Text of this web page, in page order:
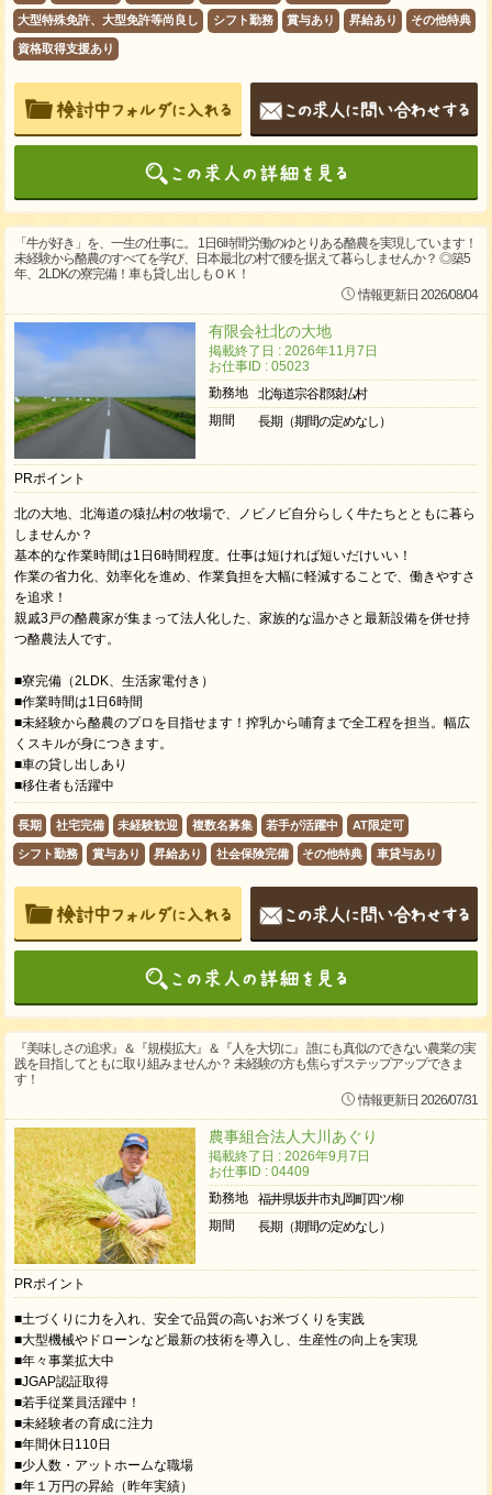
大型特殊免許、大型免許等尚良し シフト勤務 賞与あり 昇給あり その他特典
資格取得支援あり
「牛が好き」を、一生の仕事に。 1日6時間労働のゆとりある酪農を実現しています！
未経験から酪農のすべてを学び、日本最北の村で腰を据えて暮らしませんか？ ◎築5
年、2LDKの寮完備！車も貸し出しもＯＫ！
情報更新日 2026/08/04
有限会社北の大地
掲載終了日 : 2026年11月7日
お仕事ID : 05023
勤務地
北海道宗谷郡猿払村
期間
長期（期間の定めなし）
PRポイント
北の大地、北海道の猿払村の牧場で、ノビノビ自分らしく牛たちとともに暮ら
しませんか？
基本的な作業時間は1日6時間程度。仕事は短ければ短いだけいい！
作業の省力化、効率化を進め、作業負担を大幅に軽減することで、働きやすさ
を追求！
親戚3戸の酪農家が集まって法人化した、家族的な温かさと最新設備を併せ持
つ酪農法人です。
■寮完備（2LDK、生活家電付き）
■作業時間は1日6時間
■未経験から酪農のプロを目指せます！搾乳から哺育まで全工程を担当。幅広
くスキルが身につきます。
■車の貸し出しあり
■移住者も活躍中
長期 社宅完備 未経験歓迎 複数名募集 若手が活躍中 AT限定可
シフト勤務 賞与あり 昇給あり 社会保険完備 その他特典 車貸与あり
『美味しさの追求』＆『規模拡大』＆『人を大切に』 誰にも真似のできない農業の実
践を目指してともに取り組みませんか？ 未経験の方も焦らずステップアップできま
す！
情報更新日 2026/07/31
農事組合法人大川あぐり
掲載終了日 : 2026年9月7日
お仕事ID : 04409
勤務地
福井県坂井市丸岡町四ツ柳
期間
長期（期間の定めなし）
PRポイント
■土づくりに力を入れ、安全で品質の高いお米づくりを実践
■大型機械やドローンなど最新の技術を導入し、生産性の向上を実現
■年々事業拡大中
■JGAP認証取得
■若手従業員活躍中！
■未経験者の育成に注力
■年間休日110日
■少人数・アットホームな職場
■年１万円の昇給（昨年実績）